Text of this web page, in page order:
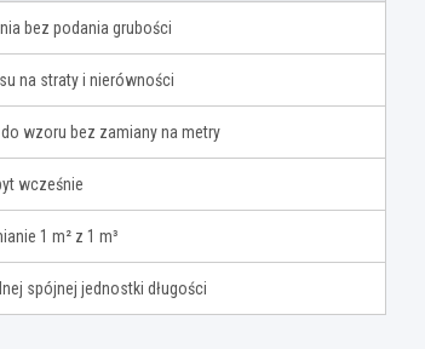
bez podania grubości
na straty i nierówności
wzoru bez zamiany na metry
wcześnie
1 m² z 1 m³
spójnej jednostki długości